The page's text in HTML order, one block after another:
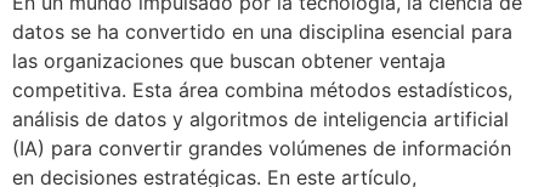
datos se ha convertido en una disciplina esencial para
las organizaciones que buscan obtener ventaja
competitiva. Esta área combina métodos estadísticos,
análisis de datos y algoritmos de inteligencia artificial
(IA) para convertir grandes volúmenes de información
en decisiones estratégicas. En este artículo,